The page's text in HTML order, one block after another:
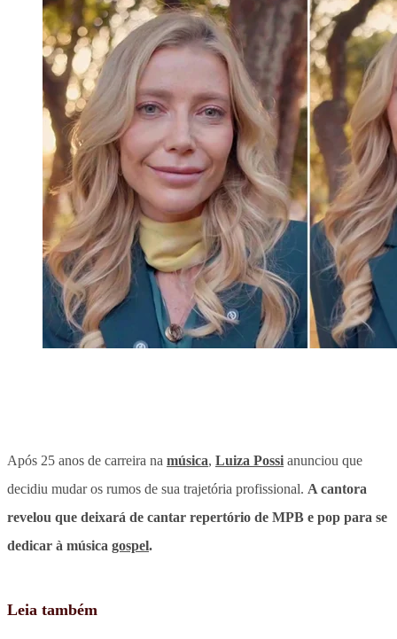
Após 25 anos de carreira na música, Luiza Possi anunciou que
decidiu mudar os rumos de sua trajetória profissional. A cantora
revelou que deixará de cantar repertório de MPB e pop para se
dedicar à música gospel.
Leia também